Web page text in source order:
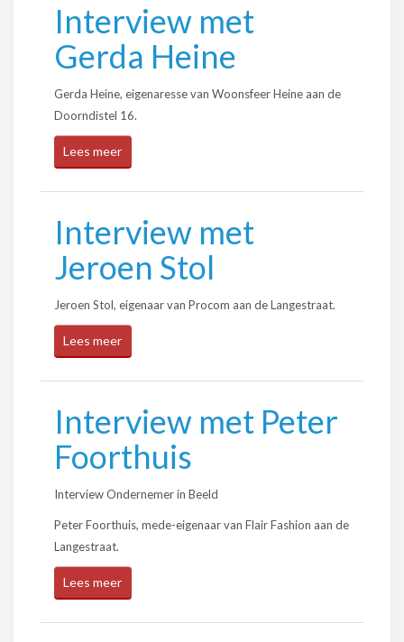
Interview met
Gerda Heine
Gerda Heine, eigenaresse van Woonsfeer Heine aan de
Doorndistel 16.
Lees meer
Interview met
Jeroen Stol
Jeroen Stol, eigenaar van Procom aan de Langestraat.
Lees meer
Interview met Peter
Foorthuis
Interview Ondernemer in Beeld
Peter Foorthuis, mede-eigenaar van Flair Fashion aan de
Langestraat.
Lees meer